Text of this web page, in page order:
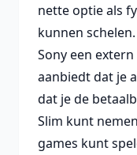
nette optie als
kunnen
Sony een
aanbiedt dat je
dat je de
Slim kunt
games kunt